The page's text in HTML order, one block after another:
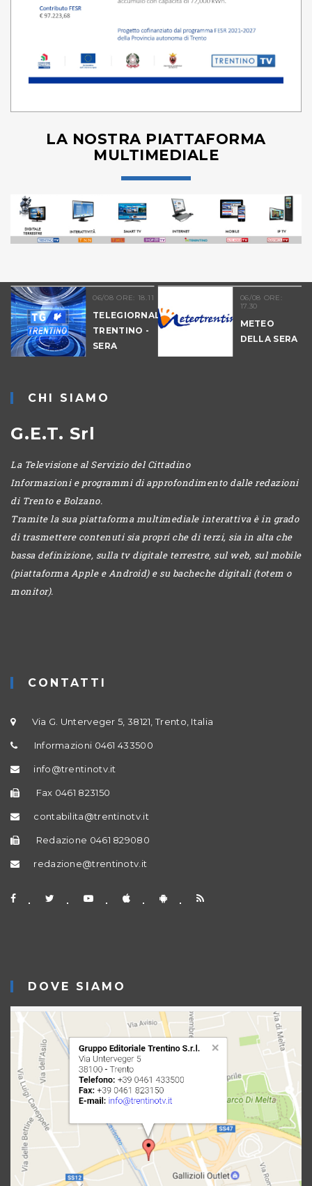
LA NOSTRA PIATTAFORMA
MULTIMEDIALE
06/08 ORE: 18.11
TELEGIORNALE
TRENTINO -
SERA
06/08 ORE:
17.30
METEO
DELLA SERA
CHI SIAMO
G.E.T. Srl
La Televisione al Servizio del Cittadino
Informazioni e programmi di approfondimento dalle redazioni
di Trento e Bolzano.
Tramite la sua piattaforma multimediale interattiva è in grado
di trasmettere contenuti sia propri che di terzi, sia in alta che
bassa definizione, sulla tv digitale terrestre, sul web, sul mobile
(piattaforma Apple e Android) e su bacheche digitali (totem o
monitor).
CONTATTI
Via G. Unterveger 5, 38121, Trento, Italia
Informazioni 0461 433500
info@trentinotv.it
Fax 0461 823150
contabilita@trentinotv.it
Redazione 0461 829080
redazione@trentinotv.it
DOVE SIAMO